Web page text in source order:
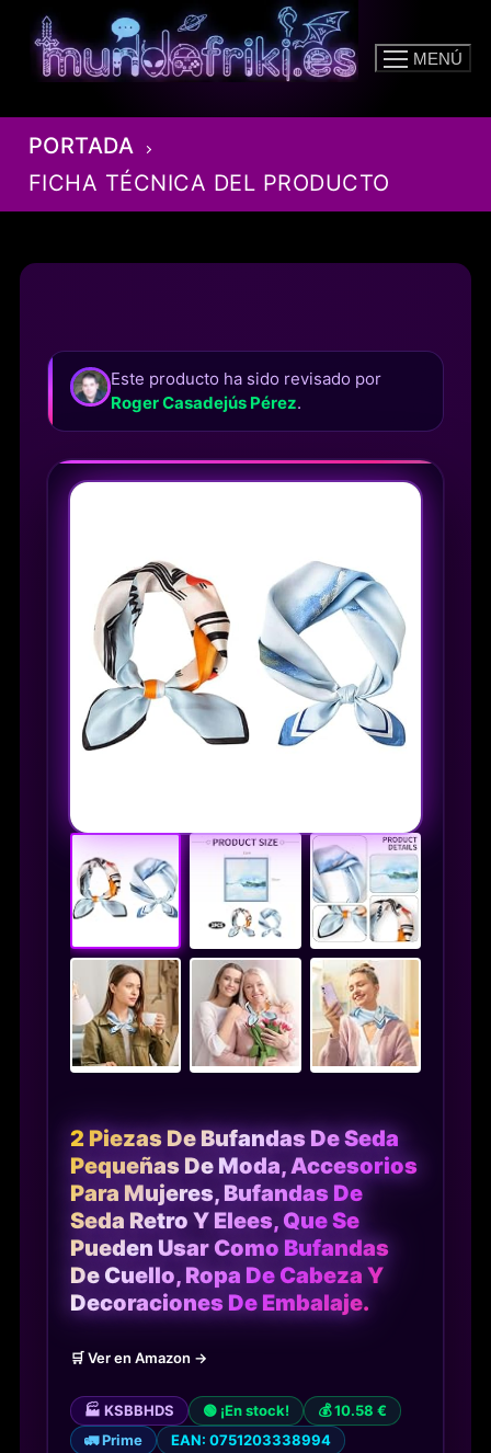
contenido
MENÚ
PORTADA
FICHA TÉCNICA DEL PRODUCTO
Este producto ha sido revisado por
Roger Casadejús Pérez.
2 Piezas De Bufandas De Seda
Pequeñas De Moda, Accesorios
Para Mujeres, Bufandas De
Seda Retro Y Elees, Que Se
Pueden Usar Como Bufandas
De Cuello, Ropa De Cabeza Y
Decoraciones De Embalaje.
🛒 Ver en Amazon →
🏭 KSBBHDS 🟢 ¡En stock!
💰 10.58 €
🚛 Prime
EAN: 0751203338994